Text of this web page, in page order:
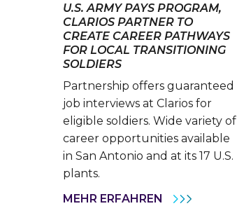
U.S. ARMY PAYS PROGRAM,
CLARIOS PARTNER TO
CREATE CAREER PATHWAYS
FOR LOCAL TRANSITIONING
SOLDIERS
Partnership offers guaranteed
job interviews at Clarios for
eligible soldiers. Wide variety of
career opportunities available
in San Antonio and at its 17 U.S.
plants.
MEHR ERFAHREN U.S.